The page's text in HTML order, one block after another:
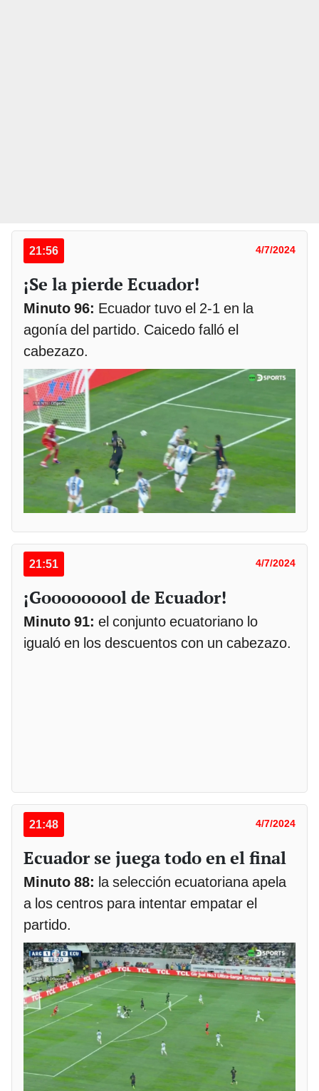
21:56 4/7/2024
¡Se la pierde Ecuador!
Minuto 96: Ecuador tuvo el 2-1 en la
agonía del partido. Caicedo falló el
cabezazo.
21:51 4/7/2024
¡Gooooooool de Ecuador!
Minuto 91: el conjunto ecuatoriano lo
igualó en los descuentos con un cabezazo.
21:48 4/7/2024
Ecuador se juega todo en el final
Minuto 88: la selección ecuatoriana apela
a los centros para intentar empatar el
partido.